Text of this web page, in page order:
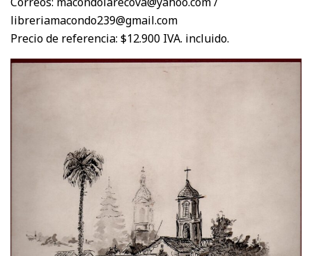
libreriamacondo239@gmail.com
Precio de referencia: $12.900 IVA. incluido.